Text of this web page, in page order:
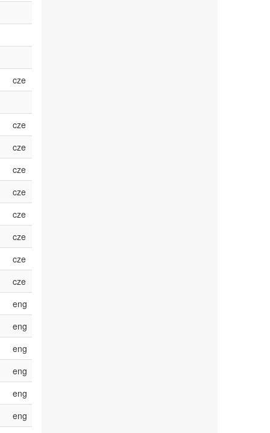
cze
cze
cze
cze
cze
cze
cze
cze
cze
eng
eng
eng
eng
eng
eng